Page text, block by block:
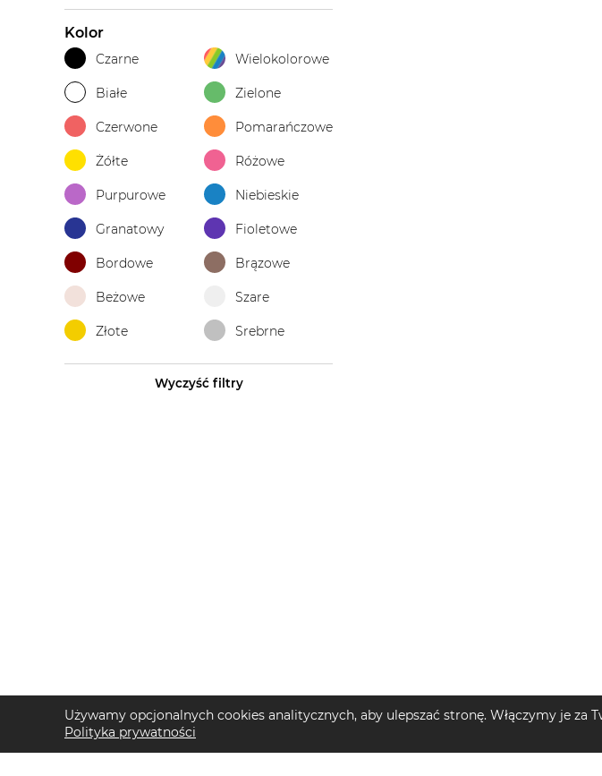
Kolor
Czarne Wielokolorowe
Białe Zielone
Czerwone Pomarańczowe
Żółte Różowe
Purpurowe Niebieskie
Granatowy Fioletowe
Bordowe Brązowe
Beżowe Szare
Złote Srebrne
Wyczyść filtry
Używamy opcjonalnych cookies analitycznych, aby ulepszać stronę. Włączymy je za
Polityka prywatności